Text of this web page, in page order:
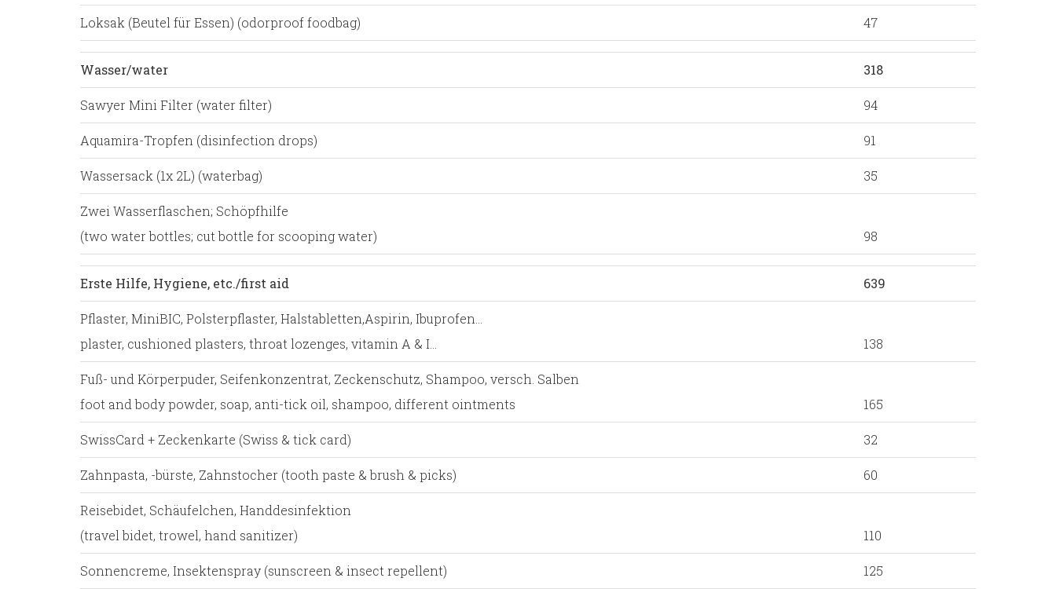
Loksak (Beutel für Essen) (odorproof foodbag) 47
Wasser/water 318
Sawyer Mini Filter (water filter) 94
Aquamira-Tropfen (disinfection drops) 91
Wassersack (1x 2L) (waterbag) 35
Zwei Wasserflaschen; Schöpfhilfe
(two water bottles; cut bottle for scooping water)
98
Erste Hilfe, Hygiene, etc./first aid 639
Pflaster, MiniBIC, Polsterpflaster, Halstabletten,Aspirin, Ibuprofen…
plaster, cushioned plasters, throat lozenges, vitamin A & I…
138
Fuß- und Körperpuder, Seifenkonzentrat, Zeckenschutz, Shampoo, versch. Salben
foot and body powder, soap, anti-tick oil, shampoo, different ointments
165
SwissCard + Zeckenkarte (Swiss & tick card) 32
Zahnpasta, -bürste, Zahnstocher (tooth paste & brush & picks) 60
Reisebidet, Schäufelchen, Handdesinfektion
(travel bidet, trowel, hand sanitizer)
110
Sonnencreme, Insektenspray (sunscreen & insect repellent) 125